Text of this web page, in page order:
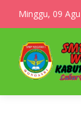
Minggu, 09